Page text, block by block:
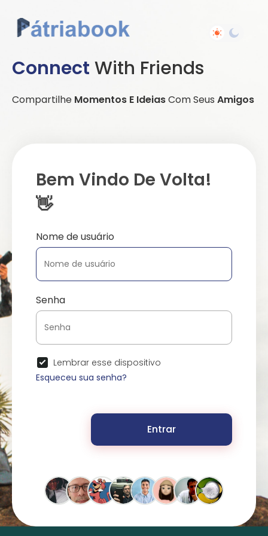
Connect With Friends
Compartilhe Momentos E IdeiasCom Seus Amigos
Bem Vindo De Volta!
👋
Nome de usuário
Senha
Lembrar esse dispositivo
Esqueceu sua senha?
Entrar